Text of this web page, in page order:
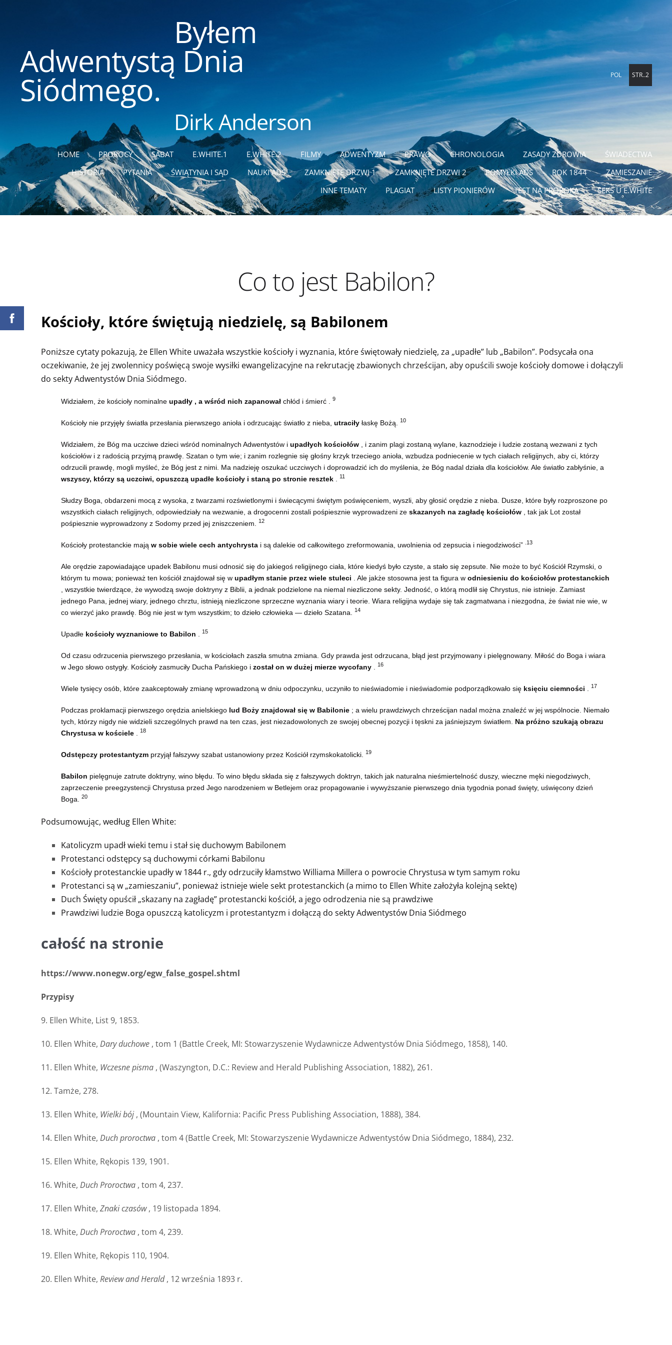
Byłem
Adwentystą Dnia
Siódmego.
Dirk Anderson
HOME PROROCY SABAT E.WHITE.1 E.WHITE.2 FILMY ADWENTYZM PRAWO CHRONOLOGIA ZASADY ZDROWIA
ŚWIADECTWA
HISTORIA
PYTANIA ŚWIĄTYNIA I SĄD NAUKI ADS ZAMKNIĘTE DRZWI 1 ZAMKNIĘTE DRZWI 2 POMYŁKI ADS ROK 1844
ZAMIESZANIE
INNE TEMATY
PLAGIAT LISTY PIONIERÓW TEST NA PROROKA SEKS U E.WHITE
POL STR..2
Co to jest Babilon?
Kościoły, które świętują niedzielę, są Babilonem
Poniższe cytaty pokazują, że Ellen White uważała wszystkie kościoły i wyznania, które świętowały niedzielę, za „upadłe” lub „Babilon”. Podsycała ona
oczekiwanie, że jej zwolennicy poświęcą swoje wysiłki ewangelizacyjne na rekrutację zbawionych chrześcijan, aby opuścili swoje kościoły domowe i dołączyli
do sekty Adwentystów Dnia Siódmego.
Widziałem, że kościoły nominalne upadły , a wśród nich zapanował chłód i śmierć . 9
Kościoły nie przyjęły światła przesłania pierwszego anioła i odrzucając światło z nieba, utraciły łaskę Bożą. 10
Widziałem, że Bóg ma uczciwe dzieci wśród nominalnych Adwentystów i upadłych kościołów , i zanim plagi zostaną wylane, kaznodzieje i ludzie zostaną wezwani z tych
kościołów i z radością przyjmą prawdę. Szatan o tym wie; i zanim rozlegnie się głośny krzyk trzeciego anioła, wzbudza podniecenie w tych ciałach religijnych, aby ci, którzy
odrzucili prawdę, mogli myśleć, że Bóg jest z nimi. Ma nadzieję oszukać uczciwych i doprowadzić ich do myślenia, że Bóg nadal działa dla kościołów. Ale światło zabłyśnie, a
wszyscy, którzy są uczciwi, opuszczą upadłe kościoły i staną po stronie resztek
11
Słudzy Boga, obdarzeni mocą z wysoka, z twarzami rozświetlonymi i świecącymi świętym poświęceniem, wyszli, aby głosić orędzie z nieba. Dusze, które były rozproszone po
wszystkich ciałach religijnych, odpowiedziały na wezwanie, a drogocenni zostali pośpiesznie wyprowadzeni ze skazanych na zagładę kościołów , tak jak Lot został
pośpiesznie wyprowadzony z Sodomy przed jej zniszczeniem.
12
Kościoły protestanckie mają w sobie wiele cech antychrysta i są dalekie od całkowitego zreformowania, uwolnienia od zepsucia i niegodziwości” .13
Ale orędzie zapowiadające upadek Babilonu musi odnosić się do jakiegoś religijnego ciała, które kiedyś było czyste, a stało się zepsute. Nie może to być Kościół Rzymski, o
którym tu mowa; ponieważ ten kościół znajdował się w upadłym stanie przez wiele stuleci . Ale jakże stosowna jest ta figura w odniesieniu do kościołów protestanckich
, wszystkie twierdzące, że wywodzą swoje doktryny z Biblii, a jednak podzielone na niemal niezliczone sekty. Jedność, o którą modlił się Chrystus, nie istnieje. Zamiast
jednego Pana, jednej wiary, jednego chrztu, istnieją niezliczone sprzeczne wyznania wiary i teorie. Wiara religijna wydaje się tak zagmatwana i niezgodna, że świat nie wie, w
co wierzyć jako prawdę. Bóg nie jest w tym wszystkim; to dzieło człowieka — dzieło Szatana.
14
Upadłe kościoły wyznaniowe to Babilon 15
Od czasu odrzucenia pierwszego przesłania, w kościołach zaszła smutna zmiana. Gdy prawda jest odrzucana, błąd jest przyjmowany i pielęgnowany. Miłość do Boga i wiara
w Jego słowo ostygły. Kościoły zasmuciły Ducha Pańskiego i został on w dużej mierze wycofany 16
Wiele tysięcy osób, które zaakceptowały zmianę wprowadzoną w dniu odpoczynku, uczyniło to nieświadomie i nieświadomie podporządkowało się księciu ciemności 17
Podczas proklamacji pierwszego orędzia anielskiego lud Boży znajdował się w Babilonie ; a wielu prawdziwych chrześcijan nadal można znaleźć w jej wspólnocie. Niemało
tych, którzy nigdy nie widzieli szczególnych prawd na ten czas, jest niezadowolonych ze swojej obecnej pozycji i tęskni za jaśniejszym światłem. Na próżno szukają obrazu
Chrystusa w kościele
18
Odstępczy protestantyzm przyjął fałszywy szabat ustanowiony przez Kościół rzymskokatolicki. 19
Babilon pielęgnuje zatrute doktryny, wino błędu. To wino błędu składa się z fałszywych doktryn, takich jak naturalna nieśmiertelność duszy, wieczne męki niegodziwych,
zaprzeczenie preegzystencji Chrystusa przed Jego narodzeniem w Betlejem oraz propagowanie i wywyższanie pierwszego dnia tygodnia ponad święty, uświęcony dzień
Boga.
20
Podsumowując, według Ellen White:
Katolicyzm upadł wieki temu i stał się duchowym Babilonem
Protestanci odstępcy są duchowymi córkami Babilonu
Kościoły protestanckie upadły w 1844 r., gdy odrzuciły kłamstwo Williama Millera o powrocie Chrystusa w tym samym roku
Protestanci są w „zamieszaniu”, ponieważ istnieje wiele sekt protestanckich (a mimo to Ellen White założyła kolejną sektę)
Duch Święty opuścił „skazany na zagładę” protestancki kościół, a jego odrodzenia nie są prawdziwe
Prawdziwi ludzie Boga opuszczą katolicyzm i protestantyzm i dołączą do sekty Adwentystów Dnia Siódmego
całość na stronie
https://www.nonegw.org/egw_false_gospel.shtml
Przypisy
9. Ellen White, List 9, 1853.
10. Ellen White, Dary duchowe , tom 1 (Battle Creek, MI: Stowarzyszenie Wydawnicze Adwentystów Dnia Siódmego, 1858), 140.
11. Ellen White, Wczesne pisma , (Waszyngton, D.C.: Review and Herald Publishing Association, 1882), 261.
12. Tamże, 278.
13. Ellen White, Wielki bój , (Mountain View, Kalifornia: Pacific Press Publishing Association, 1888), 384.
14. Ellen White, Duch proroctwa , tom 4 (Battle Creek, MI: Stowarzyszenie Wydawnicze Adwentystów Dnia Siódmego, 1884), 232.
15. Ellen White, Rękopis 139, 1901.
16. White, Duch Proroctwa , tom 4, 237.
17. Ellen White, Znaki czasów, 19 listopada 1894.
18. White, Duch Proroctwa , tom 4, 239.
19. Ellen White, Rękopis 110, 1904.
20. Ellen White, Review and Herald, 12 września 1893 r.